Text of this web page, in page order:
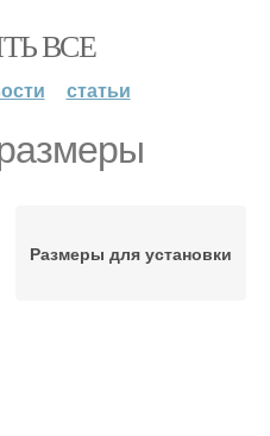
ВСЕ
статьи
Размеры для установки